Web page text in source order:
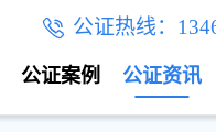
公证热线：
公证资讯
公证案例